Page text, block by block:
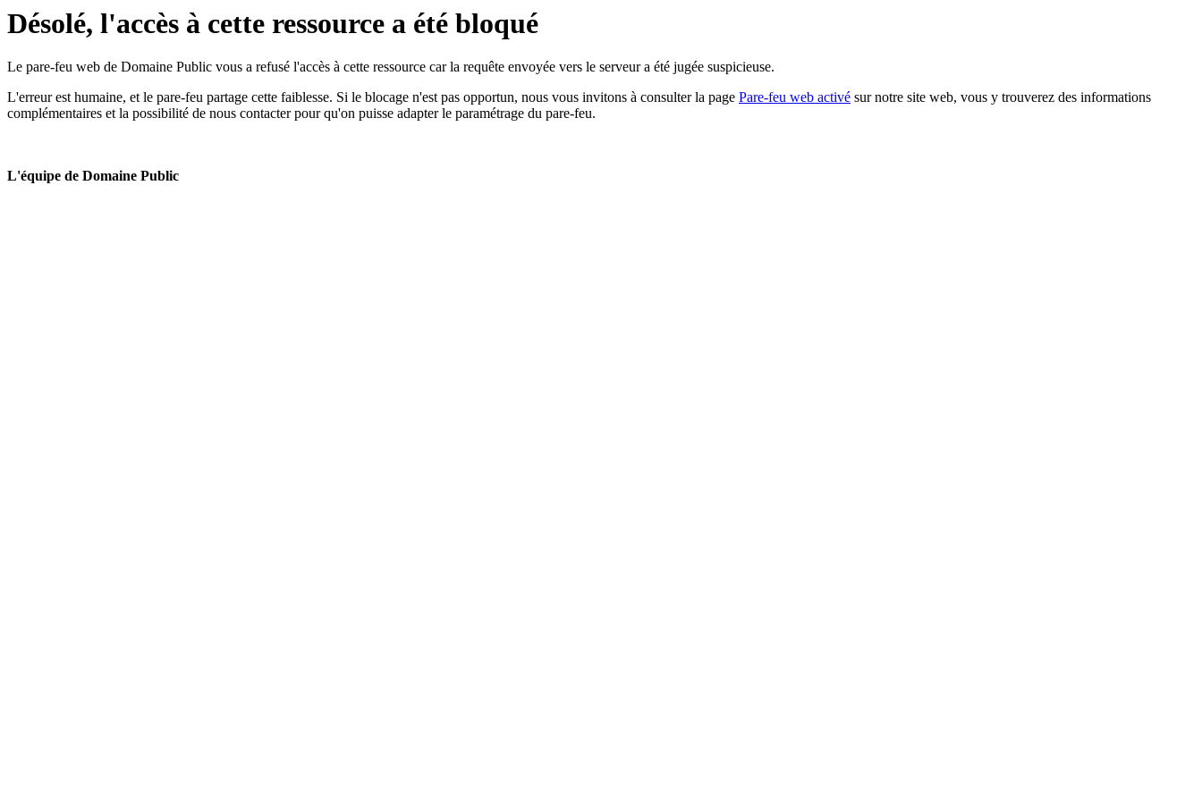
Désolé, l'accès à cette ressource a été bloqué
Le pare-feu web de Domaine Public vous a refusé l'accès à cette ressource car la requête envoyée vers le serveur a été jugée suspicieuse.
L'erreur est humaine, et le pare-feu partage cette faiblesse. Si le blocage n'est pas opportun, nous vous invitons à consulter la page Pare-feu web activé sur notre site web, vous y trouverez des informations
complémentaires et la possibilité de nous contacter pour qu'on puisse adapter le paramétrage du pare-feu.
L'équipe de Domaine Public